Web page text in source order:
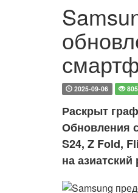
2025-09-06
Раскрыт
Обновления
S24, Z Fold,
на азиатский